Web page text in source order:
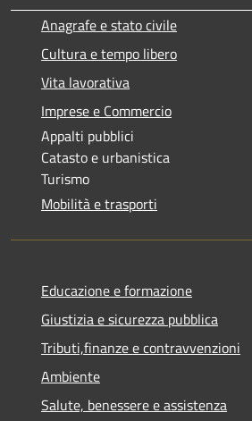
Anagrafe e stato civile
Cultura e tempo libero
Vita lavorativa
Imprese e Commercio
Appalti pubblici
Catasto e urbanistica
Turismo
Mobilità e trasporti
Educazione e formazione
Giustizia e sicurezza pubblica
Tributi,finanze e contravvenzioni
Ambiente
Salute, benessere e assistenza